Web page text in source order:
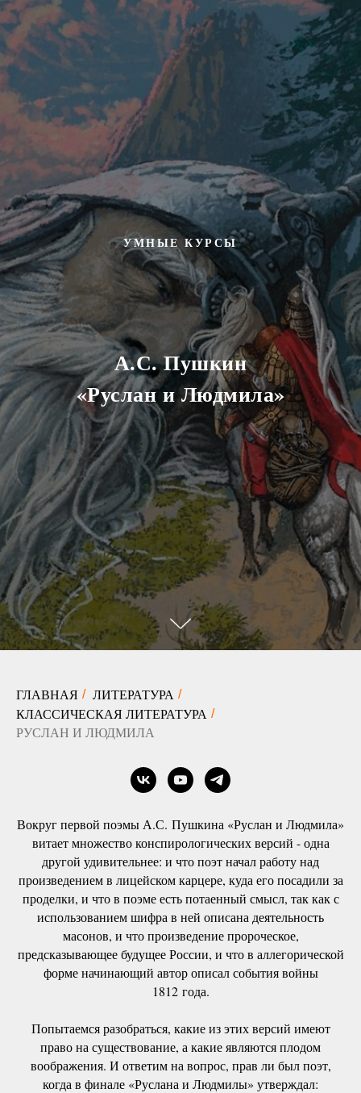
УМНЫЕ КУРСЫ
А.С. Пушкин
«Руслан и Людмила»
ГЛАВНАЯ / ЛИТЕРАТУРА /
КЛАССИЧЕСКАЯ ЛИТЕРАТУРА /
РУСЛАН И ЛЮДМИЛА
Вокруг первой поэмы А.С. Пушкина «Руслан и Людмила»
витает множество конспирологических версий - одна
другой удивительнее: и что поэт начал работу над
произведением в лицейском карцере, куда его посадили за
проделки, и что в поэме есть потаенный смысл, так как с
использованием шифра в ней описана деятельность
масонов, и что произведение пророческое,
предсказывающее будущее России, и что в аллегорической
форме начинающий автор описал события войны
1812 года.
Попытаемся разобраться, какие из этих версий имеют
право на существование, а какие являются плодом
воображения. И ответим на вопрос, прав ли был поэт,
когда в финале «Руслана и Людмилы» утверждал: